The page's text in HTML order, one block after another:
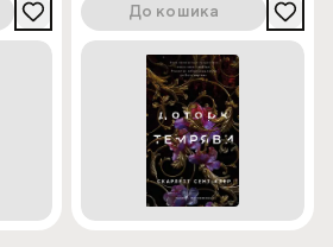
До кошика